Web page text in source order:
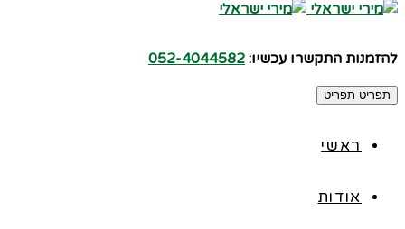
להזמנות התקשרו עכשיו: 052-4044582
תפריט תפריט
ראשי
אודות